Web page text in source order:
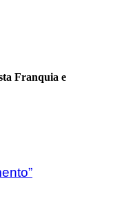
Franquia e